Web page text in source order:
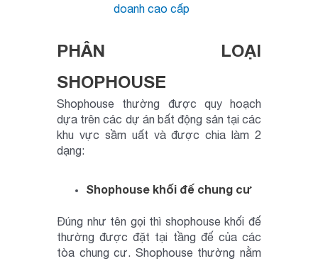
doanh cao cấp
PHÂN LOẠI
SHOPHOUSE
Shophouse thường được quy hoạch
dựa trên các dự án bất động sản tại các
khu vực sầm uất và được chia làm 2
dạng:
Shophouse khối đế chung cư
Đúng như tên gọi thì shophouse khối đế
thường được đặt tại tầng đế của các
tòa chung cư. Shophouse thường nằm